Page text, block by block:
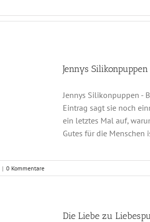
Jennys
Jennys Silikonpuppen -
Eintrag sagt sie noch
ein letztes Mal auf,
Gutes für die Menschen
| 0 Kommentare
Die Liebe zu